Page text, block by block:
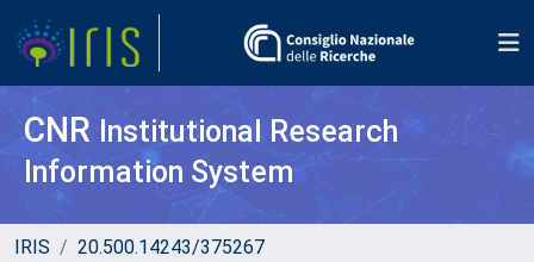
CNR Institutional Research
Information System
IRIS 20.500.14243/375267